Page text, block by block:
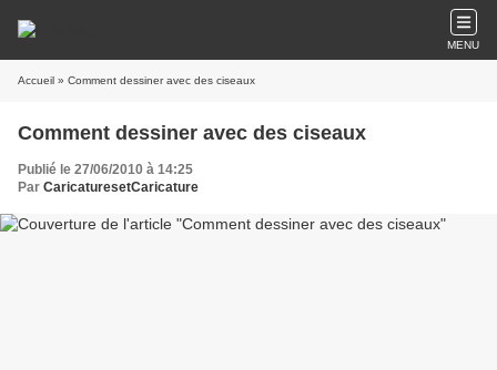
MENU
Accueil » Comment dessiner avec des ciseaux
Comment dessiner avec des ciseaux
Publié le 27/06/2010 à 14:25
Par CaricaturesetCaricature